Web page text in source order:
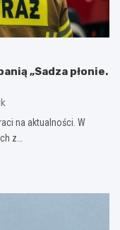
„Sadza płonie.
na aktualności. W
z…